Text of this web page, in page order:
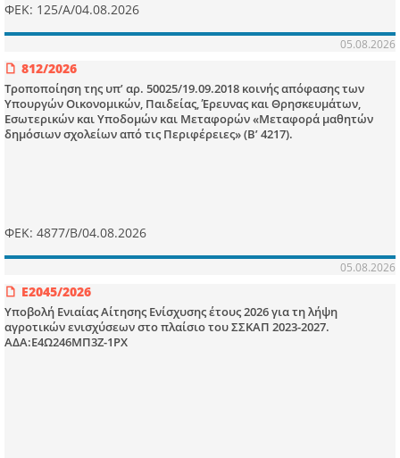
ΦΕΚ: 125/Α/04.08.2026
05.08.2026
812/2026
Τροποποίηση της υπ’ αρ. 50025/19.09.2018 κοινής απόφασης των
Υπουργών Οικονομικών, Παιδείας, Έρευνας και Θρησκευμάτων,
Εσωτερικών και Υποδομών και Μεταφορών «Μεταφορά μαθητών
δημόσιων σχολείων από τις Περιφέρειες» (Β’ 4217).
ΦΕΚ: 4877/Β/04.08.2026
05.08.2026
Ε2045/2026
Υποβολή Ενιαίας Αίτησης Ενίσχυσης έτους 2026 για τη λήψη
αγροτικών ενισχύσεων στο πλαίσιο του ΣΣΚΑΠ 2023-2027.
ΑΔΑ:Ε4Ω246ΜΠ3Ζ-1ΡΧ